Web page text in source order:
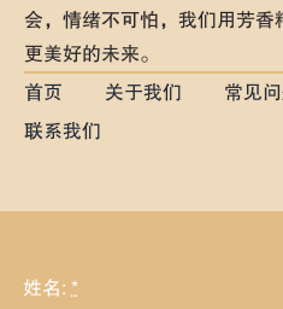
会，情绪不可怕，我们用芳
更美好的未来。
首页
关于我们 常见
联系我们
姓名: *